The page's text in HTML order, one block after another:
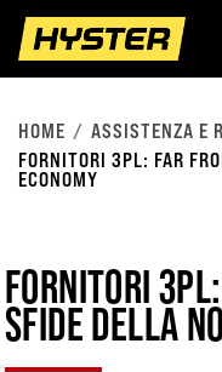
HOME ASSISTENZA E
FORNITORI 3PL: FAR
ECONOMY
FORNITORI
SFIDE DELLA